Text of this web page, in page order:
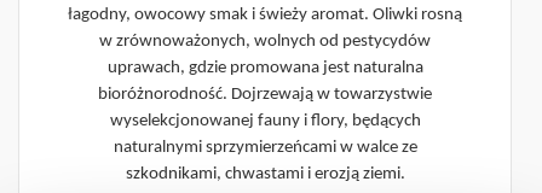
łagodny, owocowy smak i świeży aromat. Oliwki rosną
w zrównoważonych, wolnych od pestycydów
uprawach, gdzie promowana jest naturalna
bioróżnorodność. Dojrzewają w towarzystwie
wyselekcjonowanej fauny i flory, będących
naturalnymi sprzymierzeńcami w walce ze
szkodnikami, chwastami i erozją ziemi.